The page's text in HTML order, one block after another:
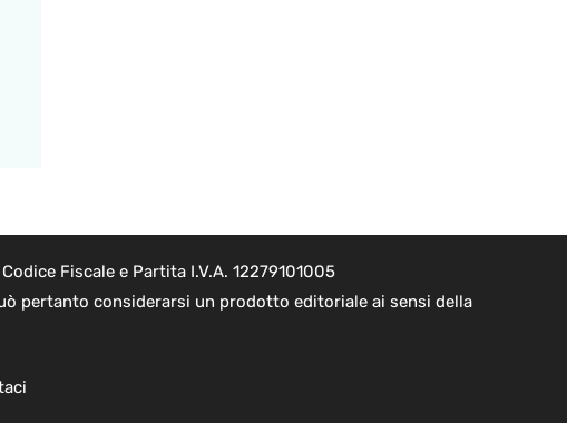
Fiscale e Partita I.V.A. 12279101005
pertanto considerarsi un prodotto editoriale ai sensi della